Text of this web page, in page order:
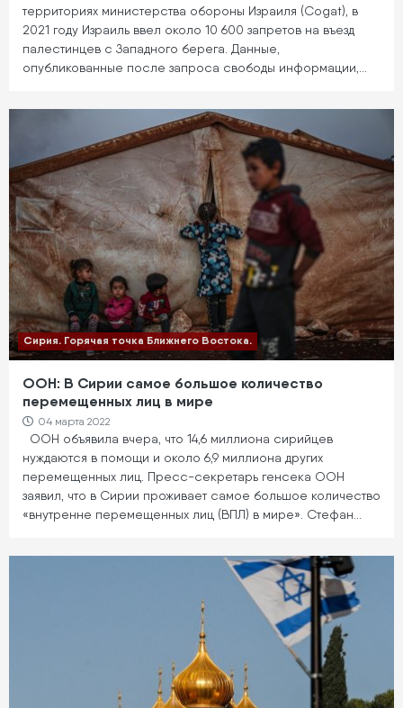
территориях министерства обороны Израиля (Cogat), в
2021 году Израиль ввел около 10 600 запретов на въезд
палестинцев с Западного берега. Данные,
опубликованные после запроса свободы информации,…
Сирия. Горячая точка Ближнего Востока.
ООН: В Сирии самое большое количество
перемещенных лиц в мире
04 марта 2022
ООН объявила вчера, что 14,6 миллиона сирийцев
нуждаются в помощи и около 6,9 миллиона других
перемещенных лиц. Пресс-секретарь генсека ООН
заявил, что в Сирии проживает самое большое количество
«внутренне перемещенных лиц (ВПЛ) в мире». Стефан…